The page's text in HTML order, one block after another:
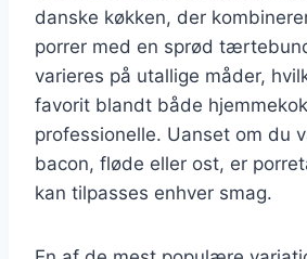
danske køkken, der
porrer med en sprød
varieres på utallige måder,
favorit blandt både
professionelle. Uanset om du
bacon, fløde eller ost, er
kan tilpasses enhver smag.